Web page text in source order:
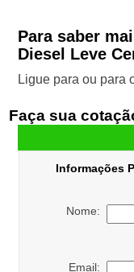
Para saber
Diesel Leve
Ligue para ou para
Faça sua
Informações
Nome:
Email: